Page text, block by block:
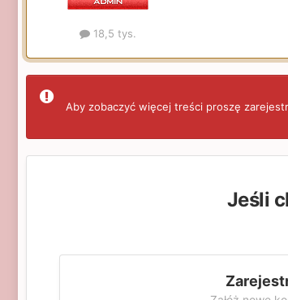
18,5 tys.
Aby zobaczyć więcej treści proszę
Jeśli